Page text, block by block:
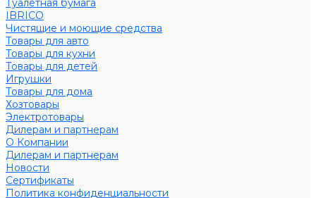
Туалетная бумага
IBRICO
Чистящие и моющие средства
Товары для авто
Товары для кухни
Товары для детей
Игрушки
Товары для дома
Хозтовары
Электротовары
Дилерам и партнерам
О Компании
Дилерам и партнерам
Новости
Сертификаты
Политика конфиденциальности